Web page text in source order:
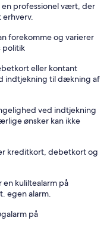
professionel vært, der
erhverv.
forekomme og varierer
politik
eller kontant
indtjekning til dækning af
ved indtjekning
ønsker kan ikke
kreditkort, debetkort og
kuliltealarm på
egen alarm.
på